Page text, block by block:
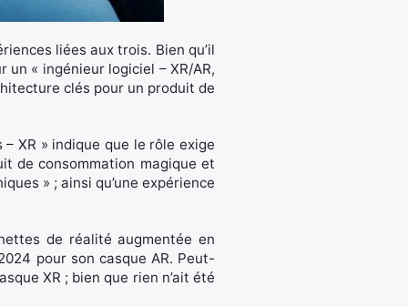
liées aux trois. Bien qu’il
un « ingénieur logiciel – XR/AR,
clés pour un produit de
XR » indique que le rôle exige
de consommation magique et
» ; ainsi qu’une expérience
de réalité augmentée en
pour son casque AR. Peut-
XR ; bien que rien n’ait été